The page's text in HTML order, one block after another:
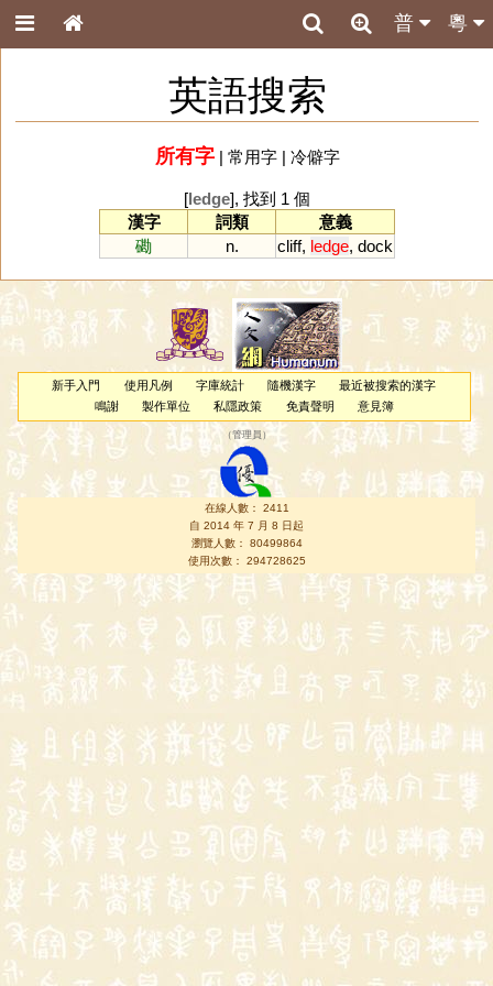
粵
普
英語搜索
所有字| 常用字| 冷僻字
[ledge], 找到 1 個
漢字
詞類
意義
磡
n. cliff, ledge, dock
新手入門 使用凡例 字庫統計 隨機漢字
最近被搜索的漢字
鳴謝
製作單位 私隱政策 免責聲明 意見簿
（管理員 ）
在線人數： 2411
自 2014 年 7 月 8 日起
瀏覽人數： 80499864
使用次數： 294728625